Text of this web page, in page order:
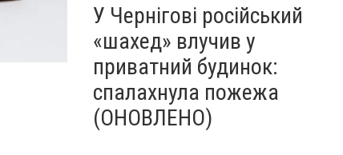
Большой выбор подушек
Интернет-магазин "Май Презент"
У Чернігові російський
«шахед» влучив у
приватний будинок:
спалахнула пожежа
(ОНОВЛЕНО)